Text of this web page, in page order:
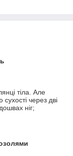
тіла. Але
через дві
ніг;